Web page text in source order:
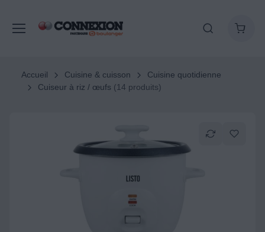
Accueil Cuisine & cuisson
Cuisine quotidienne
Cuiseur à riz / œufs (14 produits)